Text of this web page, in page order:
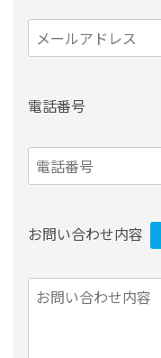
電話番号
お問い合わせ内容